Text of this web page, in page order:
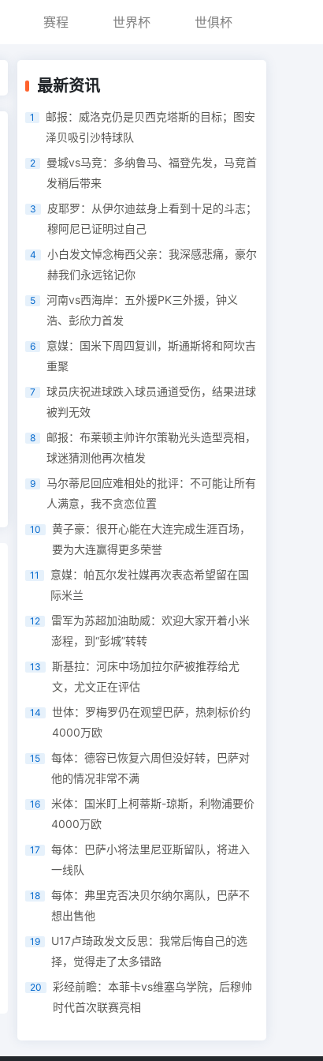
赛程 世界杯 世俱杯
最新资讯
1
邮报：威洛克仍是贝西克塔斯的目标；图安
泽贝吸引沙特球队
2
曼城vs马竞：多纳鲁马、福登先发，马竞首
发稍后带来
3
皮耶罗：从伊尔迪兹身上看到十足的斗志；
穆阿尼已证明过自己
4
小白发文悼念梅西父亲：我深感悲痛，豪尔
赫我们永远铭记你
5
河南vs西海岸：五外援PK三外援，钟义
浩、彭欣力首发
6
意媒：国米下周四复训，斯通斯将和阿坎吉
重聚
7
球员庆祝进球跌入球员通道受伤，结果进球
被判无效
8
邮报：布莱顿主帅许尔策勒光头造型亮相，
球迷猜测他再次植发
9
马尔蒂尼回应难相处的批评：不可能让所有
人满意，我不贪恋位置
10
黄子豪：很开心能在大连完成生涯百场，
要为大连赢得更多荣誉
11
意媒：帕瓦尔发社媒再次表态希望留在国
际米兰
12
雷军为苏超加油助威：欢迎大家开着小米
澎程，到“彭城”转转
13
斯基拉：河床中场加拉尔萨被推荐给尤
文，尤文正在评估
14
世体：罗梅罗仍在观望巴萨，热刺标价约
4000万欧
15
每体：德容已恢复六周但没好转，巴萨对
他的情况非常不满
16
米体：国米盯上柯蒂斯-琼斯，利物浦要价
4000万欧
17
每体：巴萨小将法里尼亚斯留队，将进入
一线队
18
每体：弗里克否决贝尔纳尔离队，巴萨不
想出售他
19
U17卢琦政发文反思：我常后悔自己的选
择，觉得走了太多错路
20
彩经前瞻：本菲卡vs维塞乌学院，后穆帅
时代首次联赛亮相